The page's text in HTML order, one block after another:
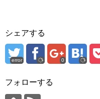
シェアする
error 0
フォローする